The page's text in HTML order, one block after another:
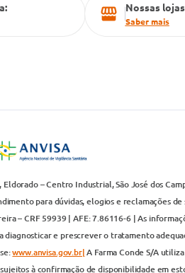
Nossas lojas
Saber mais
– Centro Industrial, São José dos
para dúvidas, elogios e reclamações
– CRF 59939 | AFE: 7.86116-6 | As
e prescrever o tratamento
www.anvisa.gov.br|A Farma Conde S/A
à confirmação de disponibilidade em